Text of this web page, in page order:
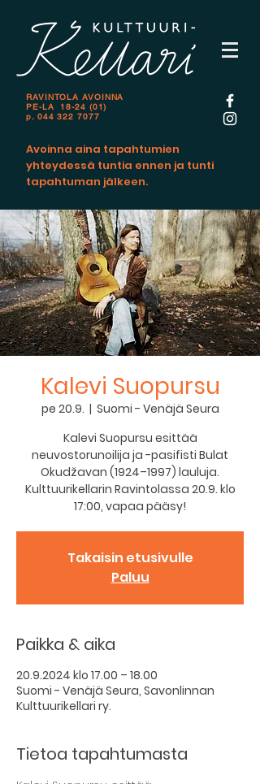
RAVINTOLA AVOINNA
PE-LA 18-24 (01)
p. 044 322 7077
Avoinna aina tapahtumien
yhteydessä tuntia ennen ja tunti
tapahtuman jälkeen.
Kalevi Suopursu
pe 20.9.
  |
Suomi - Venäjä Seura
Kalevi Suopursu esittää
neuvostorunoilija ja -pasifisti Bulat
Okudžavan (1924–1997) lauluja.
Kulttuurikellarin Ravintolassa 20.9. klo
17:00, vapaa pääsy!
Takaisin etusivulle
Paluu
Paikka & aika
20.9.2024 klo 17.00 – 18.00
Suomi - Venäjä Seura, Savonlinnan
Kulttuurikellari ry.
Tietoa tapahtumasta